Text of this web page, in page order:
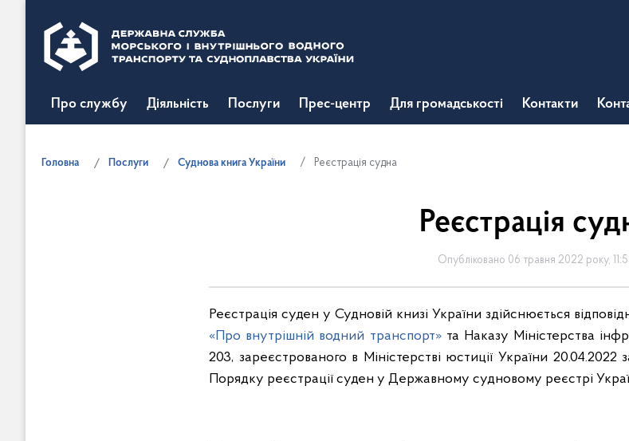
Про службу Діяльність Послуги Прес-центр Для громадськості Контакти
Головна Послуги Суднова книга України Реєстрація судна
Реєстрація
Опубліковано 06 травня 2022 року,
Реєстрація суден у Судновій книзі України здійснюється
«Про внутрішній водний транспорт»та Наказу Міністерства
203, зареєстрованого в Міністерстві юстиції України
Порядку реєстрації суден у Державному судновому реєстрі